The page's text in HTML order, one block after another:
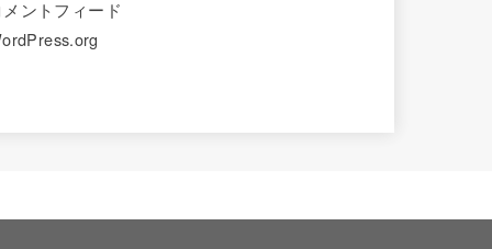
ントフィード